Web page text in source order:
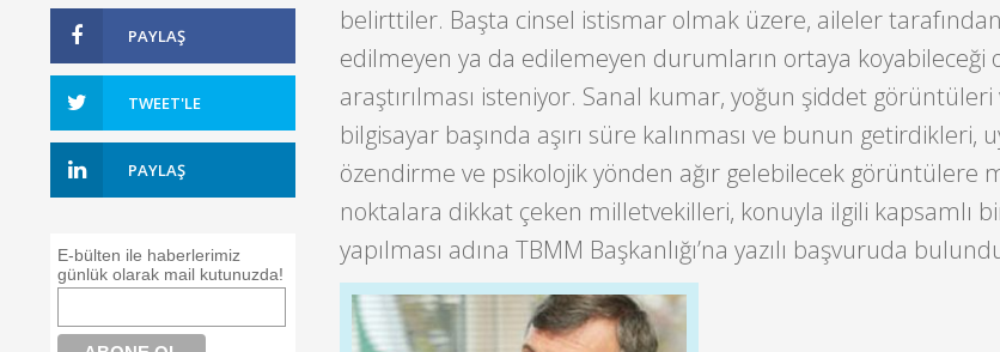
PAYLAŞ
TWEET'LE
PAYLAŞ
E-bülten ile haberlerimiz
günlük olarak mail kutunuzda!
belirttiler. Başta cinsel istismar olmak üzere, aileler
edilmeyen ya da edilemeyen durumların ortaya koyabileceği
araştırılması isteniyor. Sanal kumar, yoğun şiddet görüntüleri
bilgisayar başında aşırı süre kalınması ve bunun getirdikleri,
özendirme ve psikolojik yönden ağır gelebilecek görüntülere
noktalara dikkat çeken milletvekilleri, konuyla ilgili kapsamlı
yapılması adına TBMM Başkanlığı’na yazılı başvuruda